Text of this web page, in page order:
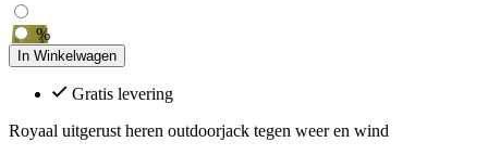
%
In Winkelwagen
Gratis levering
Royaal uitgerust heren outdoorjack tegen weer en wind